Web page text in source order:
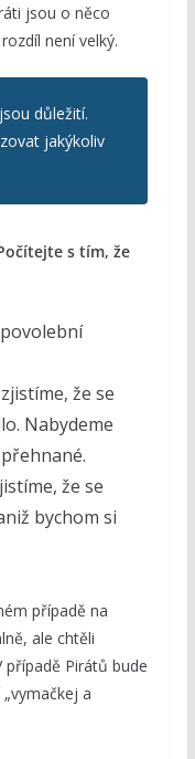
jsou o něco
není velký.
důležití.
jakýkoliv
s tím, že
že se
Nabydeme
že se
bychom si
případě na
ale chtěli
Pirátů bude
a